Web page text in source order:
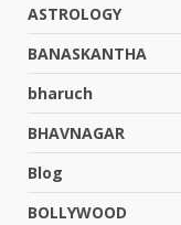
ASTROLOGY
BANASKANTHA
bharuch
BHAVNAGAR
Blog
BOLLYWOOD